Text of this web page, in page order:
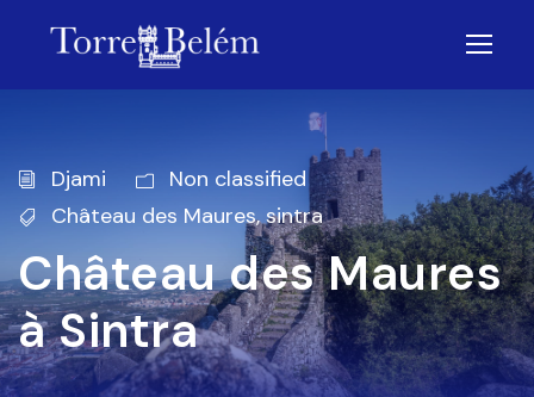
Djami
Non classified
Château des Maures, sintra
Château des Maures
à Sintra